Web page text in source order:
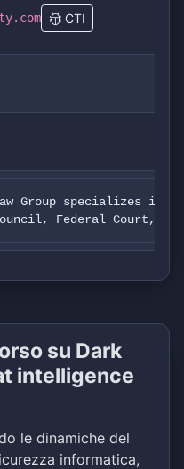
CTI
Group specializes in
Federal Court,
su Dark
intelligence
le dinamiche del
informatica,